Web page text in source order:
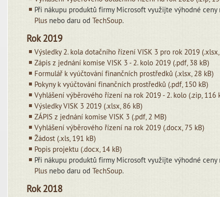
Při nákupu produktů firmy Microsoft využijte výhodné
Plus nebo daru odTechSoup.
Rok 2019
Výsledky 2. kola dotačního řízení VISK 3 pro rok 2019
Zápis z jednání komise VISK 3 - 2. kolo 2019 (.pdf, 38 kB)
Formulář k vyúčtování finančních prostředků (.xlsx, 28 kB)
Pokyny k vyúčtování finančních prostředků (.pdf, 150 kB)
Vyhlášení výběrového řízení na rok 2019 - 2. kolo (.zip, 116
Výsledky VISK 3 2019 (.xlsx, 86 kB)
ZÁPIS z jednání komise VISK 3 (.pdf, 2 MB)
Vyhlášení výběrového řízení na rok 2019 (.docx, 75 kB)
Žádost (.xls, 191 kB)
Popis projektu (.docx, 14 kB)
Při nákupu produktů firmy Microsoft využijte výhodné
Plus nebo daru odTechSoup.
Rok 2018